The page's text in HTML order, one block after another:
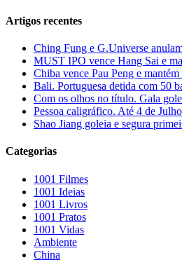
Artigos recentes
Ching Fung e G.Universe
MUST IPO vence Hang Sai e
Chiba vence Pau Peng e
Bali. Portuguesa detida com 50
Com os olhos no título. Gala
Pessoa caligráfico. Até 4 de
Shao Jiang goleia e segura
Categorias
1001 Filmes
1001 Ideias
1001 Livros
1001 Pratos
1001 Vidas
Ambiente
China